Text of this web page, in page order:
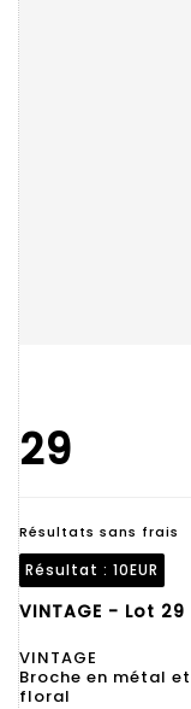
29
Résultats sans frais
Résultat : 10EUR
VINTAGE - Lot 29
VINTAGE
Broche en métal
floral